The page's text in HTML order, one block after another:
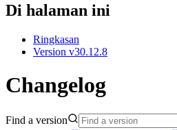
Di halaman ini
Ringkasan
Version v30.12.8
Changelog
Find a version